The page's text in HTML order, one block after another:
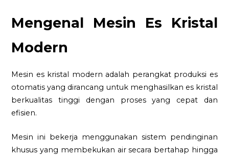
Mengenal Mesin Es Kristal
Modern
Mesin es kristal modern adalah perangkat produksi es
otomatis yang dirancang untuk menghasilkan es kristal
berkualitas tinggi dengan proses yang cepat dan
efisien.
Mesin ini bekerja menggunakan sistem pendinginan
khusus yang membekukan air secara bertahap hingga